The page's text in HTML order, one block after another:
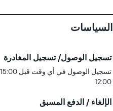
السياسات
تسجيل الوصول/ تسجيل المغادرة
12:00
الإلغاء / الدفع المسبق